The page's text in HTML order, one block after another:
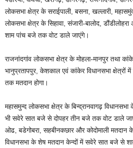
लोकसभा क्षेत्र के सराईपाली, बसना, खल्लारी,
लोकसभा क्षेत्र के सिहावा, संजारी-बालोद,
शाम पांच बजे तक वोट डाले जाएंगे।
राजनांदगांव लोकसभा क्षेत्र के मोहला-मानपुर तथा
भानुप्रतापपुर, केशकाल एवं कांकेर विधानसभा क्षेत्रों
तक मतदान होगा।
महासमुन्द लोकसभा क्षेत्र के बिन्द्रानवागढ़
भी सवेरे सात बजे से दोपहर तीन बजे तक वोट डाले
ओढ, बडेगोबरा, सहबीनकछार और कोदोमाली मतदान
विधानसभा के शेष मतदान केन्दों में सवेरे सात बजे से